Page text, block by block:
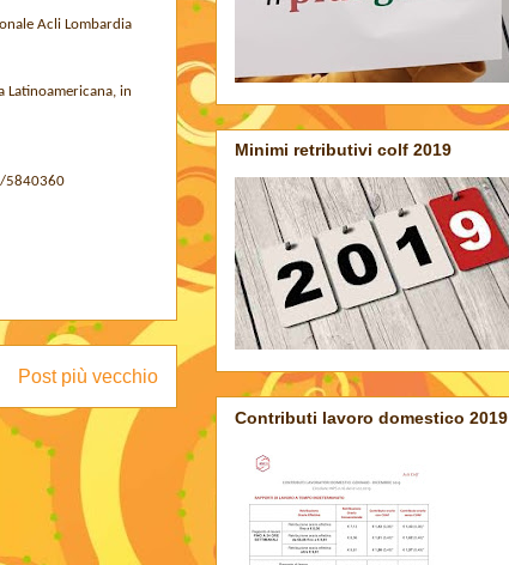
Acli Lombardia
Latinoamericana, in
5840360
Post più vecchio
Minimi retributivi colf 2019
Contributi lavoro domestico 2019